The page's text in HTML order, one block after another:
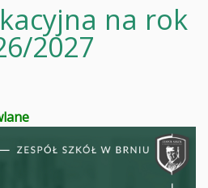
na rok
2027